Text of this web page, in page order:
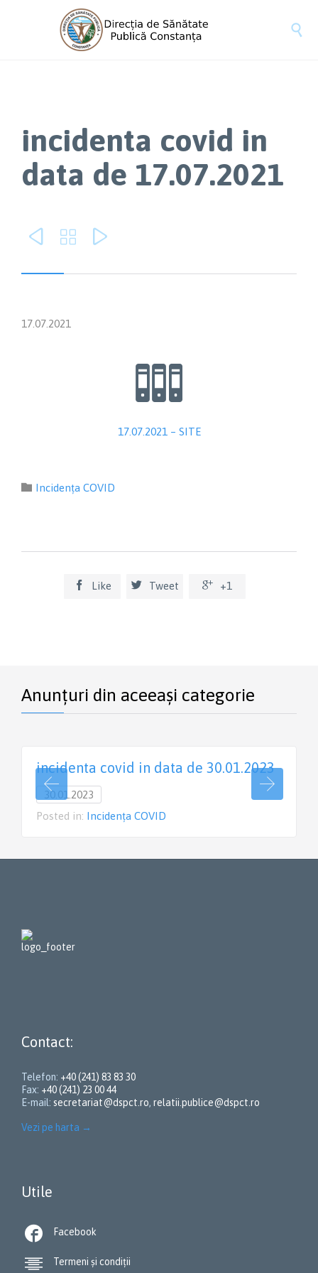

incidenta covid in
data de 17.07.2021
  
17.07.2021

17.07.2021 – SITE
 Category
Incidența COVID
 Like  Tweet  +1
Anunțuri din aceeași categorie
incidenta covid in data de 30.01.2023
30.01.2023
Posted in: Incidența COVID
Contact:
Telefon: +40 (241) 83 83 30
Fax: +40 (241) 23 00 44
E-mail: secretariat@dspct.ro, relatii.publice@dspct.ro
Vezi pe harta →
Utile
 Facebook
 Termeni și condiții